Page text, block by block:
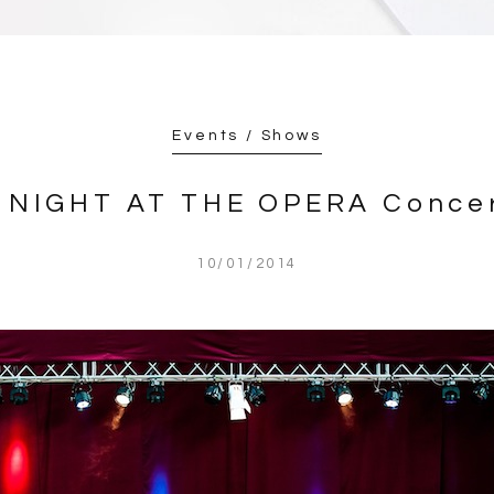
Events / Shows
NIGHT AT THE OPERA
10/01/2014